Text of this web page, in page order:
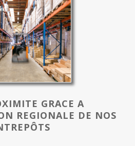
GRACE A
REGIONALE DE NOS